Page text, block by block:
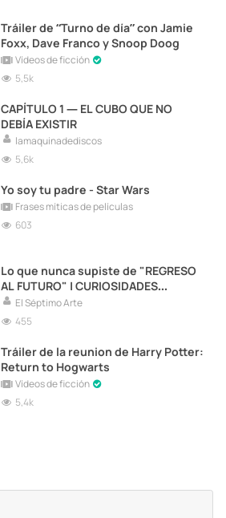
Tráiler de “Turno de día” con Jamie
Foxx, Dave Franco y Snoop Doog
Vídeos de ficción
5,5k
CAPÍTULO 1 — EL CUBO QUE NO
DEBÍA EXISTIR
lamaquinadediscos
5,6k
Yo soy tu padre - Star Wars
Frases míticas de películas
603
Lo que nunca supiste de "REGRESO
AL FUTURO" | CURIOSIDADES
INÉDITAS | BACK TO THE FUTURE
El Séptimo Arte
455
Tráiler de la reunion de Harry Potter:
Return to Hogwarts
Vídeos de ficción
5,4k